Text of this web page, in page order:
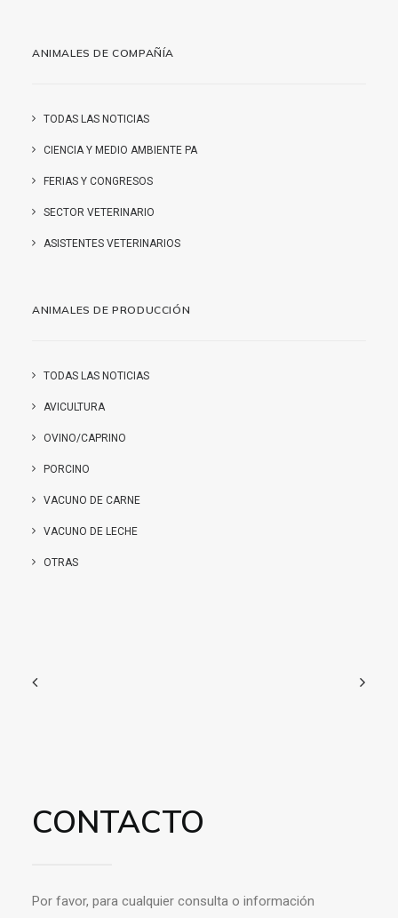
ANIMALES DE COMPAÑÍA
TODAS LAS NOTICIAS
CIENCIA Y MEDIO AMBIENTE PA
FERIAS Y CONGRESOS
SECTOR VETERINARIO
ASISTENTES VETERINARIOS
ANIMALES DE PRODUCCIÓN
TODAS LAS NOTICIAS
AVICULTURA
OVINO/CAPRINO
PORCINO
VACUNO DE CARNE
VACUNO DE LECHE
OTRAS
CONTACTO
Por favor, para cualquier consulta o información